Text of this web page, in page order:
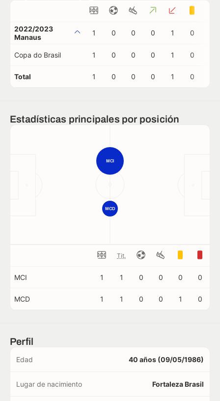
2022/2023
Manaus
1 0 0 0 1 0
Copa do Brasil 1 0 0 0 1 0
Total 1 0 0 0 1 0
Estadísticas principales por posición
MCI
MCD
Tit.
MCI 1 1 0 0 0 0
MCD 1 1 0 0 1 0
Perfil
Edad 40 años (09/05/1986)
Lugar de nacimiento Fortaleza Brasil